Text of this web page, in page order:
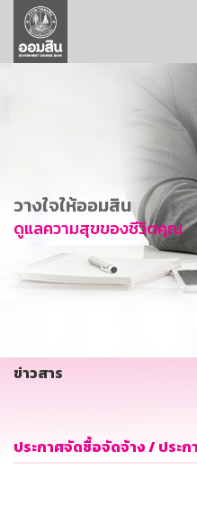
ลูกค้าธุรกิจ
ลูกค้าผู้ประกอบรายย่อย
การพัฒนาที่ยั่งยืน
ข่าวสาร
บริการทางการเงิน
อื่นๆ
วางใจให้ออมสิน
ดูแลความสุขของชีวิตคุณ
ข่าวสาร
ประกาศจัดซื้อจัดจ้าง / ประก